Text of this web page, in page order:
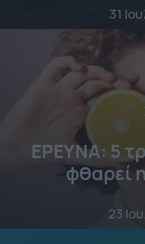
31
ΕΡΕΥΝΑ: 5
φθαρεί
23